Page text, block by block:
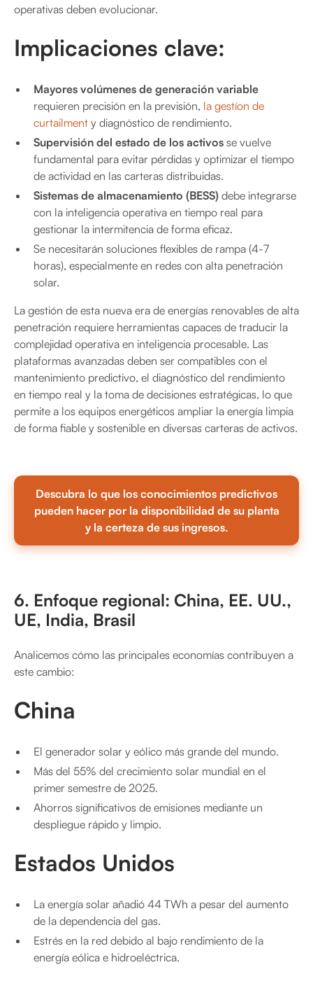
operativas deben evolucionar.
Implicaciones clave:
Mayores volúmenes de generación variable
requieren precisión en la previsión, la gestíon de
curtailment y diagnóstico de rendimiento.
Supervisión del estado de los activos se vuelve
fundamental para evitar pérdidas y optimizar el tiempo
de actividad en las carteras distribuidas.
Sistemas de almacenamiento (BESS) debe integrarse
con la inteligencia operativa en tiempo real para
gestionar la intermitencia de forma eficaz.
Se necesitarán soluciones flexibles de rampa (4-7
horas), especialmente en redes con alta penetración
solar.
La gestión de esta nueva era de energías renovables de alta
penetración requiere herramientas capaces de traducir la
complejidad operativa en inteligencia procesable. Las
plataformas avanzadas deben ser compatibles con el
mantenimiento predictivo, el diagnóstico del rendimiento
en tiempo real y la toma de decisiones estratégicas, lo que
permite a los equipos energéticos ampliar la energía limpia
de forma fiable y sostenible en diversas carteras de activos.
Descubra lo que los conocimientos predictivos
pueden hacer por la disponibilidad de su planta
y la certeza de sus ingresos.
6. Enfoque regional: China, EE. UU.,
UE, India, Brasil
Analicemos cómo las principales economías contribuyen a
este cambio:
China
El generador solar y eólico más grande del mundo.
Más del 55% del crecimiento solar mundial en el
primer semestre de 2025.
Ahorros significativos de emisiones mediante un
despliegue rápido y limpio.
Estados Unidos
La energía solar añadió 44 TWh a pesar del aumento
de la dependencia del gas.
Estrés en la red debido al bajo rendimiento de la
energía eólica e hidroeléctrica.